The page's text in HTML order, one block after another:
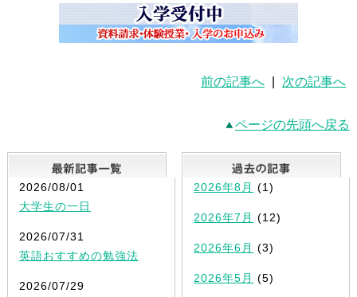
前の記事へ 次の記事へ
ページの先頭へ戻る
最新記事一覧
2026/08/01
大学生の一日
2026/07/31
英語おすすめの勉強法
2026/07/29
2026年8月 (1)
2026年7月 (12)
2026年6月 (3)
2026年5月 (5)